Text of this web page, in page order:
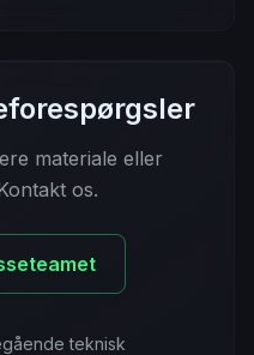
materiale eller
os.
teknisk